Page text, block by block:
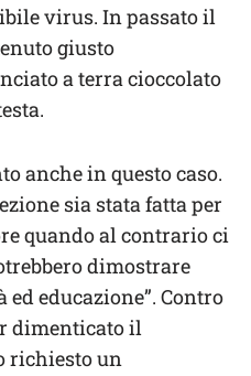
virus. In passato il
giusto
a terra cioccolato
anche in questo caso.
sia stata fatta per
quando al contrario ci
dimostrare
educazione”. Contro
dimenticato il
richiesto un